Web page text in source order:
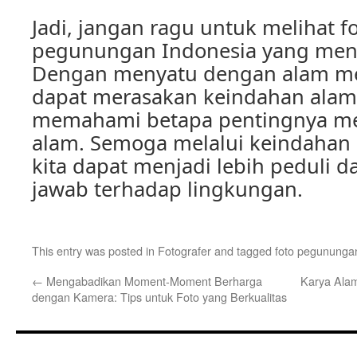
Jadi, jangan ragu untuk melihat
pegunungan Indonesia yang
Dengan menyatu dengan alam
dapat merasakan keindahan
memahami betapa pentingnya
alam. Semoga melalui
kita dapat menjadi lebih peduli
jawab terhadap lingkungan.
This entry was posted in Fotograferand tagged foto
← Mengabadikan Moment-Moment Berharga
dengan Kamera: Tips untuk Foto yang Berkualitas
Karya